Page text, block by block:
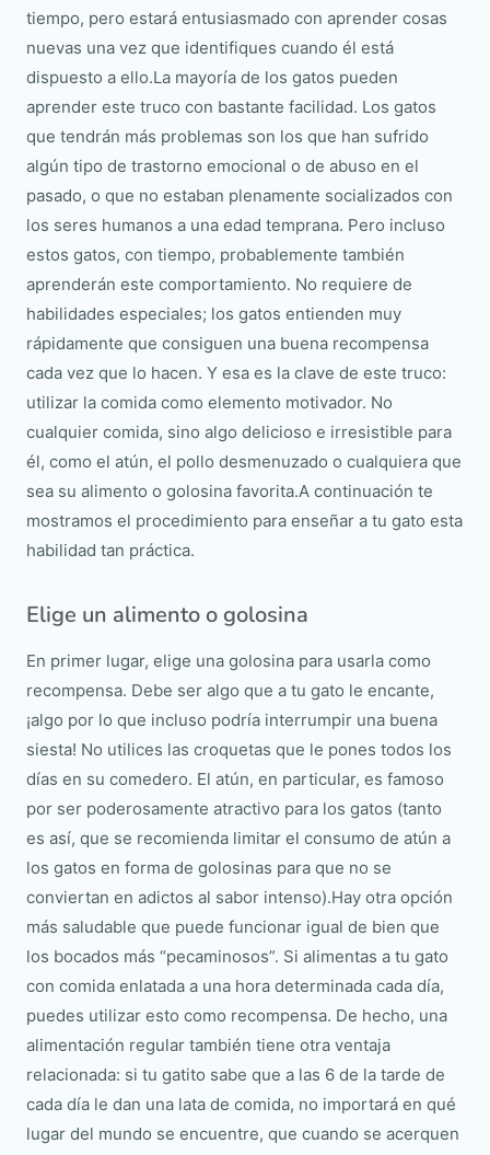
tiempo, pero estará entusiasmado con aprender cosas
nuevas una vez que identifiques cuando él está
dispuesto a ello.La mayoría de los gatos pueden
aprender este truco con bastante facilidad. Los gatos
que tendrán más problemas son los que han sufrido
algún tipo de trastorno emocional o de abuso en el
pasado, o que no estaban plenamente socializados con
los seres humanos a una edad temprana. Pero incluso
estos gatos, con tiempo, probablemente también
aprenderán este comportamiento. No requiere de
habilidades especiales; los gatos entienden muy
rápidamente que consiguen una buena recompensa
cada vez que lo hacen. Y esa es la clave de este truco:
utilizar la comida como elemento motivador. No
cualquier comida, sino algo delicioso e irresistible para
él, como el atún, el pollo desmenuzado o cualquiera que
sea su alimento o golosina favorita.A continuación te
mostramos el procedimiento para enseñar a tu gato esta
habilidad tan práctica.
Elige un alimento o golosina
En primer lugar, elige una golosina para usarla como
recompensa. Debe ser algo que a tu gato le encante,
¡algo por lo que incluso podría interrumpir una buena
siesta! No utilices las croquetas que le pones todos los
días en su comedero. El atún, en particular, es famoso
por ser poderosamente atractivo para los gatos (tanto
es así, que se recomienda limitar el consumo de atún a
los gatos en forma de golosinas para que no se
conviertan en adictos al sabor intenso).Hay otra opción
más saludable que puede funcionar igual de bien que
los bocados más “pecaminosos”. Si alimentas a tu gato
con comida enlatada a una hora determinada cada día,
puedes utilizar esto como recompensa. De hecho, una
alimentación regular también tiene otra ventaja
relacionada: si tu gatito sabe que a las 6 de la tarde de
cada día le dan una lata de comida, no importará en qué
lugar del mundo se encuentre, que cuando se acerquen